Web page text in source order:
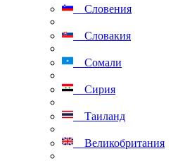
Словения
Словакия
Сомали
Сирия
Таиланд
Великобритания